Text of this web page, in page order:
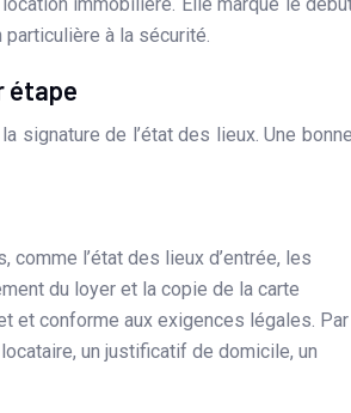
à la sécurité.
étape
signature de l’état des lieux. Une bonne
l’état des lieux d’entrée, les
du loyer et la copie de la carte
et conforme aux exigences légales. Par
un justificatif de domicile, un